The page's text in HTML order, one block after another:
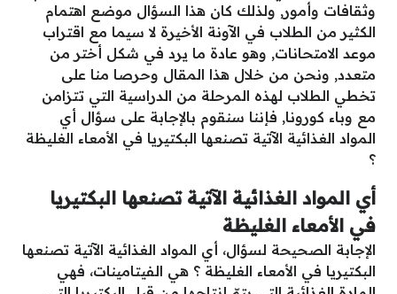
وثقافات وأمور, ولذلك كان هذا السؤال موضع اهتمام
الكثير من الطلاب في الآونة الأخيرة لا سيما مع اقتراب
موعد الامتحانات, وهو عادة ما يرد في شكل أختر من
متعدد, ونحن من خلال هذا المقال وحرصا منا على
تخطي الطلاب لهذه المرحلة من الدراسية التي تتزامن
مع وباء كورونا, فإننا سنقوم بالإجابة على سؤال أي
المواد الغذائية الآتية تصنعها البكتيريا في الأمعاء الغليظة
؟
أي المواد الغذائية الآتية تصنعها البكتيريا
في الأمعاء الغليظة
الإجابة الصحيحة لسؤال، أي المواد الغذائية الآتية تصنعها
البكتيريا في الأمعاء الغليظة ؟ هي الفيتامينات، فهي